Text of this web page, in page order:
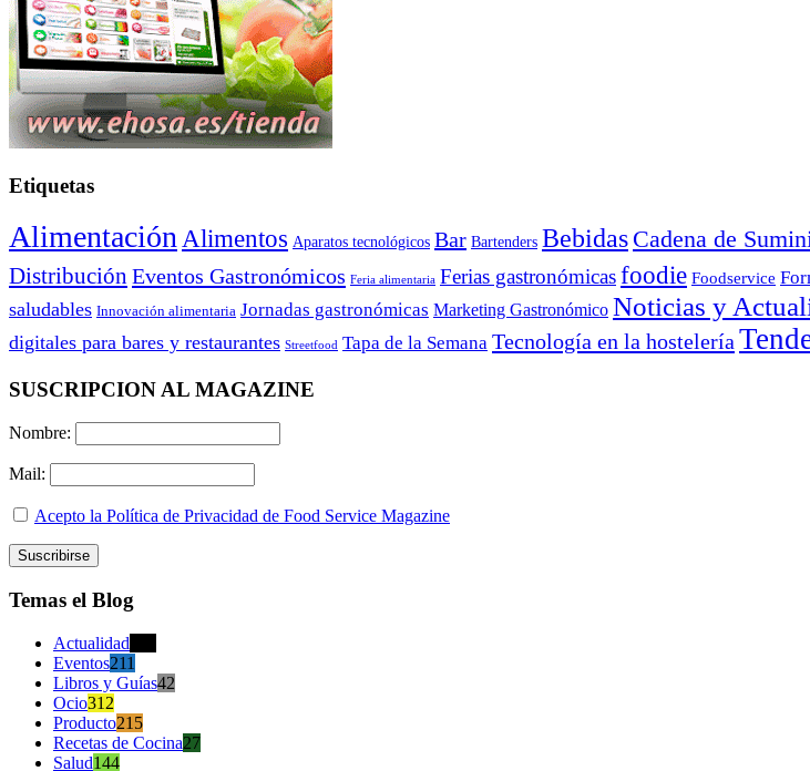
Etiquetas
Alimentación Alimentos Aparatos tecnológicos Bar Bartenders Bebidas Cadena de
Distribución Eventos Gastronómicos Feria alimentaria Ferias gastronómicasfoodie Foodservice
saludables Innovación alimentaria Jornadas gastronómicas Marketing Gastronómico Noticias y
digitales para bares y restaurantes Streetfood Tapa de la Semana Tecnología en la hostelería
SUSCRIPCION AL MAGAZINE
Nombre:
Mail:
Acepto la Política de Privacidad de Food Service Magazine
Temas el Blog
Actualidad
Eventos211
Libros y Guías42
Ocio312
Producto215
Recetas de Cocina27
Salud144